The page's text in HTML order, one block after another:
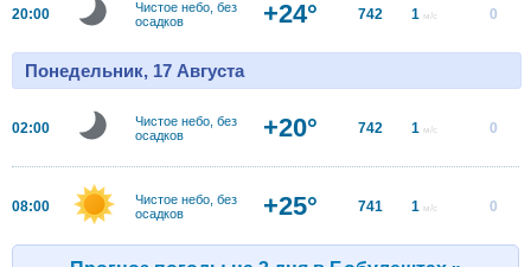
20:00
Чистое небо, без
осадков
+24° 742 1 м/с 0
Понедельник, 17 Августа
02:00
Чистое небо, без
осадков
+20° 742 1 м/с 0
08:00
Чистое небо, без
осадков
+25° 741 1 м/с 0